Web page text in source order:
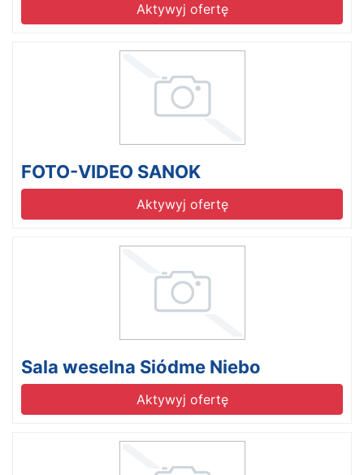
Aktywyj ofertę
FOTO-VIDEO SANOK
Aktywyj ofertę
Sala weselna Siódme Niebo
Aktywyj ofertę